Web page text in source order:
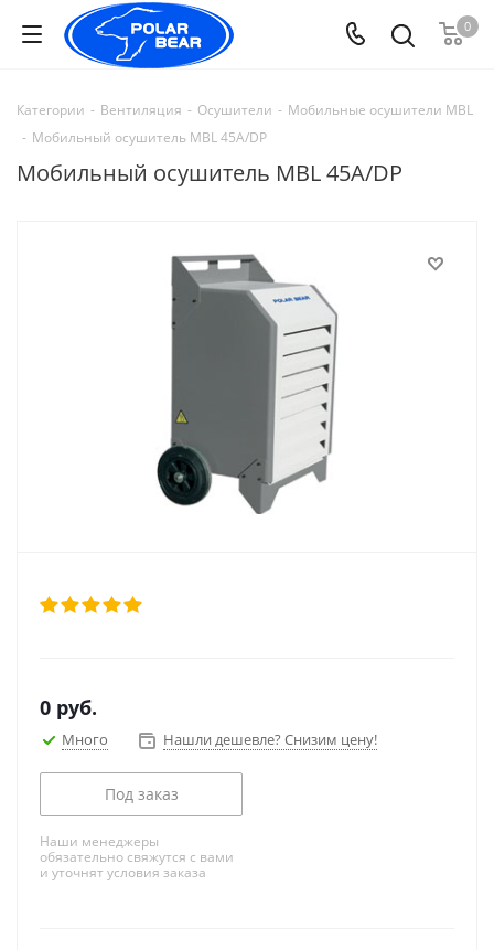
0
Категории - Вентиляция - Осушители - Мобильные осушители MBL
- Мобильный осушитель MBL 45A/DP
Мобильный осушитель MBL 45A/DP
0 руб.
Много Нашли дешевле? Снизим цену!
Под заказ
Наши менеджеры
обязательно свяжутся с вами
и уточнят условия заказа